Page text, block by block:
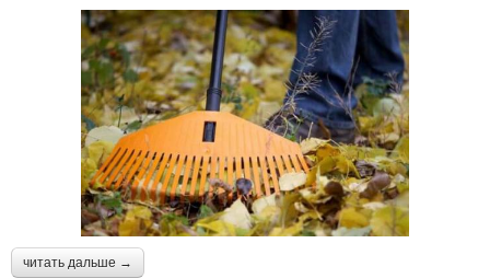
читать дальше →